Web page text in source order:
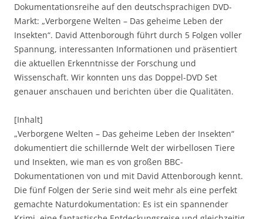
Dokumentationsreihe auf den deutschsprachigen DVD-
Markt: „Verborgene Welten – Das geheime Leben der
Insekten“. David Attenborough führt durch 5 Folgen voller
Spannung, interessanten Informationen und präsentiert
die aktuellen Erkenntnisse der Forschung und
Wissenschaft. Wir konnten uns das Doppel-DVD Set
genauer anschauen und berichten über die Qualitäten.
[Inhalt]
„Verborgene Welten – Das geheime Leben der Insekten“
dokumentiert die schillernde Welt der wirbellosen Tiere
und Insekten, wie man es von großen BBC-
Dokumentationen von und mit David Attenborough kennt.
Die fünf Folgen der Serie sind weit mehr als eine perfekt
gemachte Naturdokumentation: Es ist ein spannender